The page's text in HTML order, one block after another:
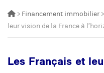
> Financement immobilier >
leur vision de la France à
Les Français et